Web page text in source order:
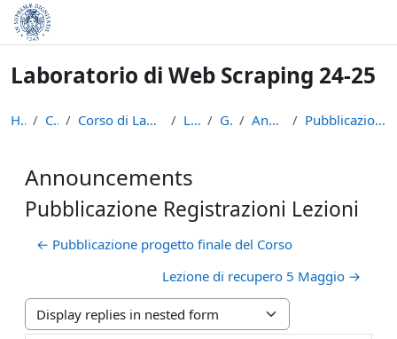
Skip to main content
Laboratorio di Web Scraping 24-25
Home Courses Corso di Laurea in Informatica (L-31) LWS2425 General Announcements Pubblicazione Registrazioni Lezioni
Announcements
Pubblicazione Registrazioni Lezioni
← Pubblicazione progetto finale del Corso
Lezione di recupero 5 Maggio →
Display mode